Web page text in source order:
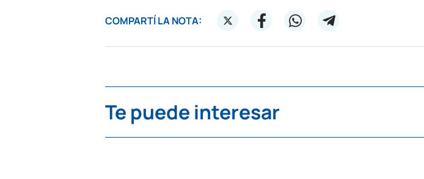
COMPARTÍ LA NOTA:
Te puede interesar